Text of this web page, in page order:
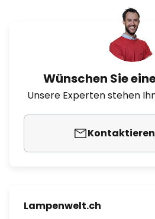
Wünschen Sie
Unsere Experten stehen
Kontaktieren
Lampenwelt.ch